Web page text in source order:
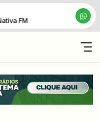
Nativa FM